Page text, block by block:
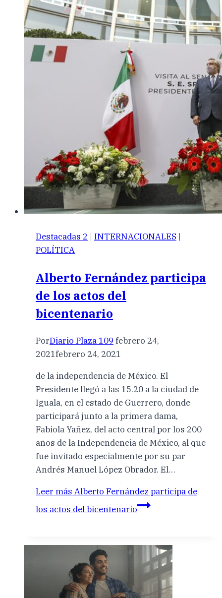
Destacadas 2 | INTERNACIONALES |
POLÍTICA
Alberto Fernández participa
de los actos del
bicentenario
PorDiario Plaza 109 febrero 24,
2021febrero 24, 2021
de la independencia de México. El
Presidente llegó a las 15.20 a la ciudad de
Iguala, en el estado de Guerrero, donde
participará junto a la primera dama,
Fabiola Yañez, del acto central por los 200
años de la Independencia de México, al que
fue invitado especialmente por su par
Andrés Manuel López Obrador. El…
Leer más Alberto Fernández participa de
los actos del bicentenario